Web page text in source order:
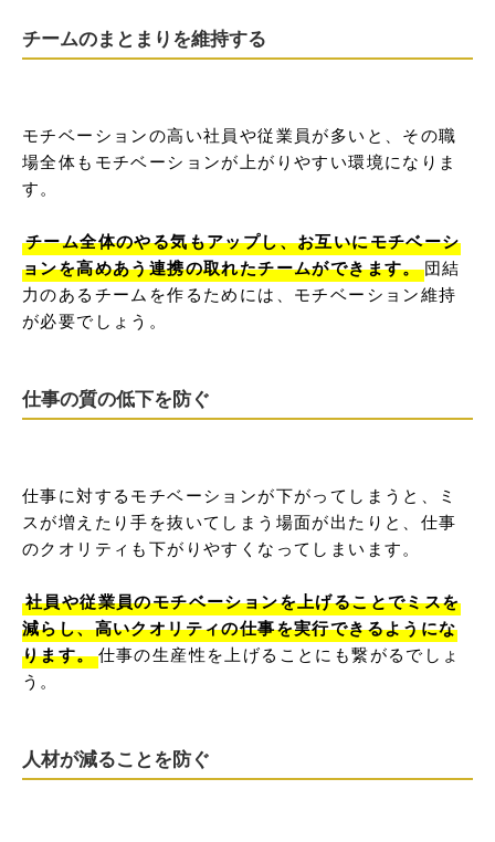
チームのまとまりを維持する
モチベーションの高い社員や従業員が多いと、その職
場全体もモチベーションが上がりやすい環境になりま
す。
チーム全体のやる気もアップし、お互いにモチベーシ
ョンを高めあう連携の取れたチームができます。団結
力のあるチームを作るためには、モチベーション維持
が必要でしょう。
仕事の質の低下を防ぐ
仕事に対するモチベーションが下がってしまうと、ミ
スが増えたり手を抜いてしまう場面が出たりと、仕事
のクオリティも下がりやすくなってしまいます。
社員や従業員のモチベーションを上げることでミスを
減らし、高いクオリティの仕事を実行できるようにな
ります。仕事の生産性を上げることにも繋がるでしょ
う。
人材が減ることを防ぐ